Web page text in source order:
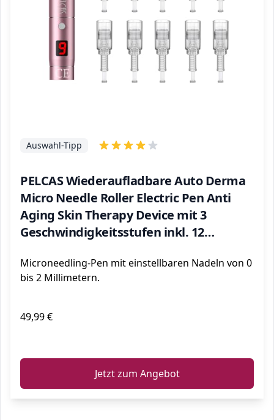
PELCAS Wiederaufladbare Auto Derma
Micro Needle Roller Electric Pen Anti
Aging Skin Therapy Device mit 3
Geschwindigkeitsstufen inkl. 12
Narbe MEHRWEG, Dunkelgrau
Auswahl-Tipp
Microneedling-Pen mit einstellbaren Nadeln von 0
bis 2 Millimetern.
49,99 €
Jetzt zum Angebot